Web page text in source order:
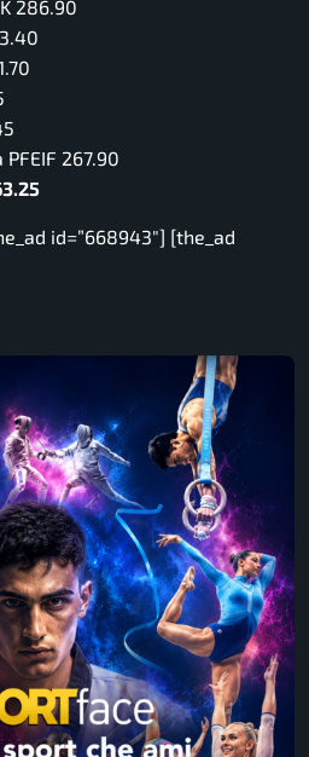
286.90
267.90
id=”668943″] [the_ad